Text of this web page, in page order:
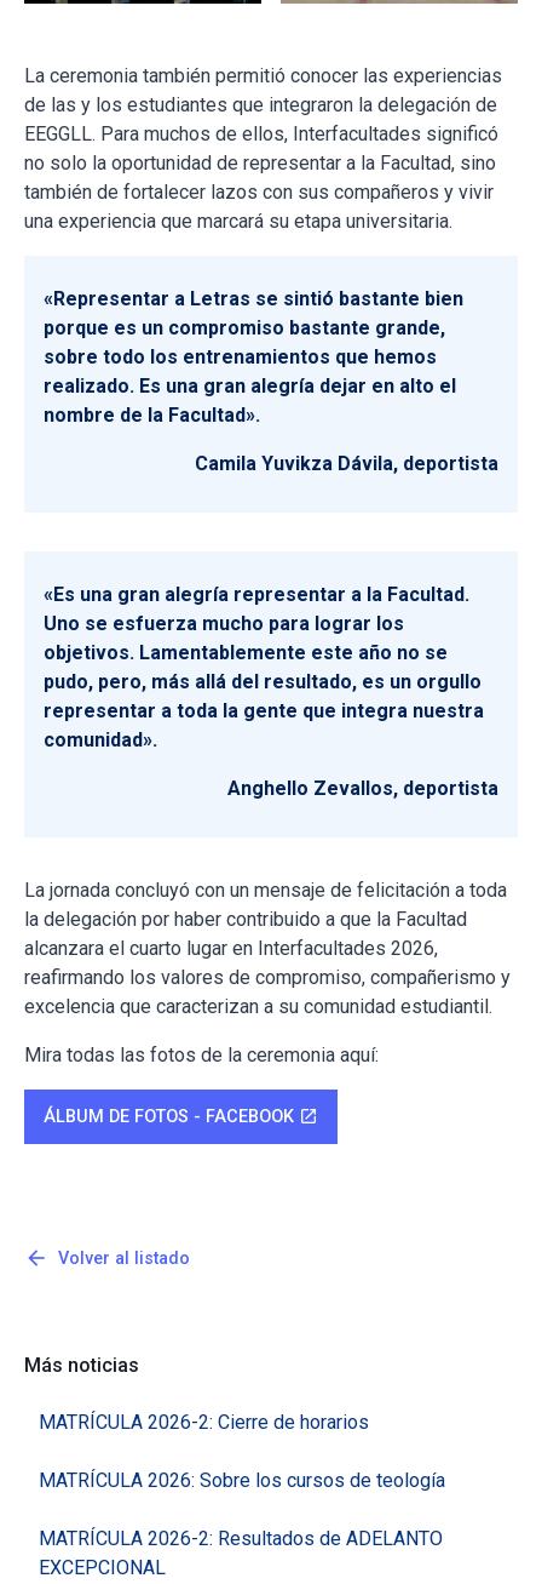
La ceremonia también permitió conocer las experiencias
de las y los estudiantes que integraron la delegación de
EEGGLL. Para muchos de ellos, Interfacultades significó
no solo la oportunidad de representar a la Facultad, sino
también de fortalecer lazos con sus compañeros y vivir
una experiencia que marcará su etapa universitaria.
«Representar a Letras se sintió bastante bien
porque es un compromiso bastante grande,
sobre todo los entrenamientos que hemos
realizado. Es una gran alegría dejar en alto el
nombre de la Facultad».
Camila Yuvikza Dávila, deportista
«Es una gran alegría representar a la Facultad.
Uno se esfuerza mucho para lograr los
objetivos. Lamentablemente este año no se
pudo, pero, más allá del resultado, es un orgullo
representar a toda la gente que integra nuestra
comunidad».
Anghello Zevallos, deportista
La jornada concluyó con un mensaje de felicitación a toda
la delegación por haber contribuido a que la Facultad
alcanzara el cuarto lugar en Interfacultades 2026,
reafirmando los valores de compromiso, compañerismo y
excelencia que caracterizan a su comunidad estudiantil.
Mira todas las fotos de la ceremonia aquí:
ÁLBUM DE FOTOS - FACEBOOK open_in_new
arrow_back Volver al listado
Más noticias
MATRÍCULA 2026-2: Cierre de horarios
MATRÍCULA 2026: Sobre los cursos de teología
MATRÍCULA 2026-2: Resultados de ADELANTO
EXCEPCIONAL